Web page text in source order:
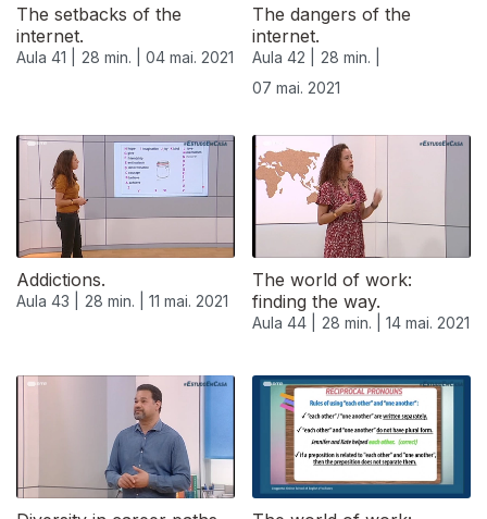
The setbacks of the
internet.
Aula 41 | 28 min. | 04 mai. 2021
The dangers of the
internet.
Aula 42 |
28 min. |
07 mai. 2021
Addictions.
Aula 43 | 28 min. | 11 mai. 2021
The world of work:
finding the way.
Aula 44 | 28 min. | 14 mai. 2021
545713